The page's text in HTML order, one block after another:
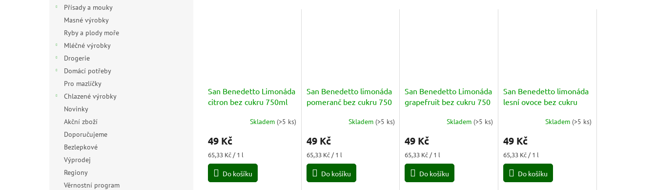
Přísady a mouky
Masné výrobky
Ryby a plody moře
Mléčné výrobky
Drogerie
Domácí potřeby
Pro mazlíčky
Chlazené výrobky
Novinky
Akční zboží
Doporučujeme
Bezlepkové
Výprodej
Regiony
Věrnostní program
San Benedetto Limonáda
citron bez cukru 750ml
produktu
5,0
5
Skladem (>5 ks)
49 Kč
Měrná
cena:
65,33 Kč / 1 l
Do košíku
San Benedetto limonáda
pomeranč bez cukru 750
produktu
5,0
5
Skladem (>5 ks)
49 Kč
Měrná
cena:
65,33 Kč / 1 l
Do košíku
San Benedetto Limonáda
grapefruit bez cukru 750
Skladem(>5 ks)
49 Kč
Měrná
cena:
65,33 Kč / 1 l
Do košíku
San Benedetto limonáda
lesní ovoce bez cukru
produktu
5,0
5
Skladem(>5 ks)
49 Kč
Měrná
cena:
65,33 Kč / 1 l
Do košíku